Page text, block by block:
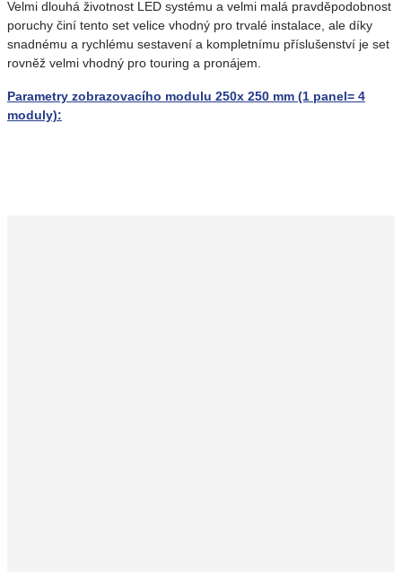
Velmi dlouhá životnost LED systému a velmi malá pravděpodobnost
poruchy činí tento set velice vhodný pro trvalé instalace, ale díky
snadnému a rychlému sestavení a kompletnímu příslušenství je set
rovněž velmi vhodný pro touring a pronájem.
Parametry zobrazovacího modulu 250x 250 mm (1 panel= 4
moduly):